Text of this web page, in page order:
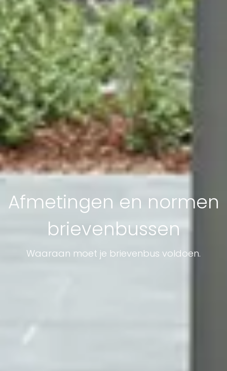
Afmetingen en normen
brievenbussen
Waaraan moet je brievenbus voldoen.